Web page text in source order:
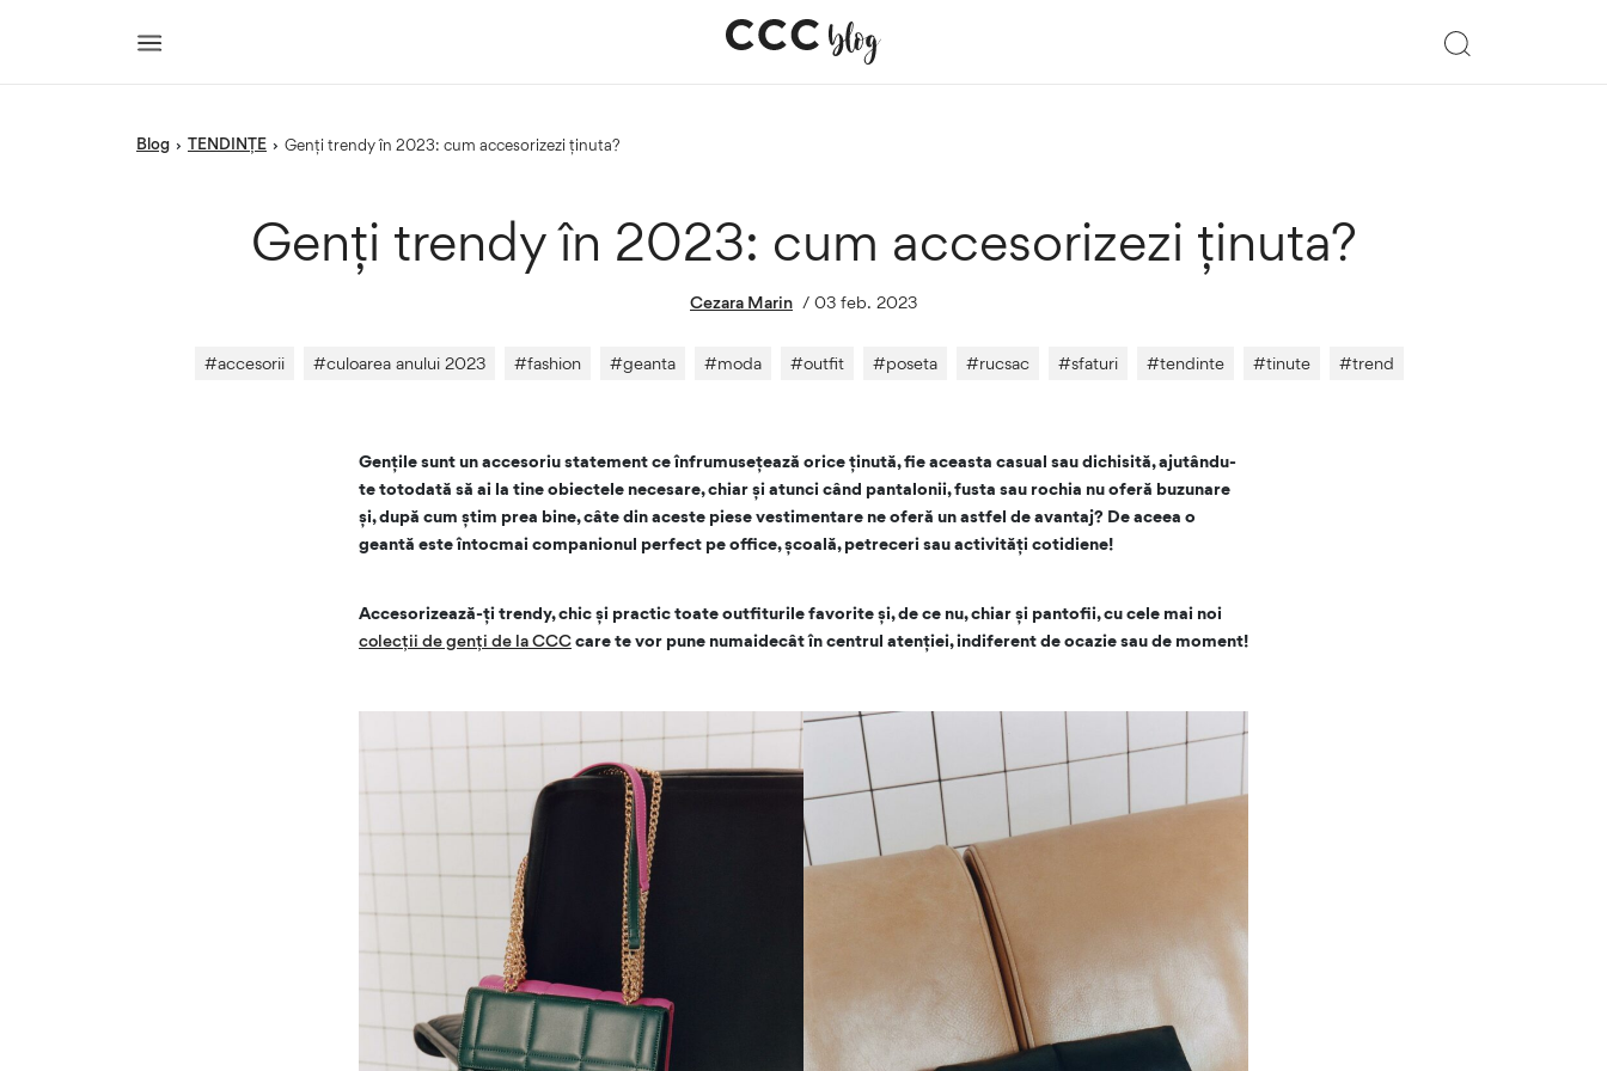
blog › TENDINȚE › Genți trendy în 2023: cum accesorizezi ținuta?
Genți trendy în 2023: cum accesorizezi ținuta?
Cezara Marin / 03 feb. 2023
#accesorii #culoarea anului 2023 #fashion #geanta #moda #outfit #poseta #rucsac #sfaturi #tendinte #tinute #trend
Gențile sunt un accesoriu statement ce înfrumusețează orice ținută, fie aceasta casual sau dichisită, ajutându-
te totodată să ai la tine obiectele necesare, chiar și atunci când pantalonii, fusta sau rochia nu oferă buzunare
și, după cum știm prea bine, câte din aceste piese vestimentare ne oferă un astfel de avantaj? De aceea o
geantă este întocmai companionul perfect pe office, școală, petreceri sau activități cotidiene!
Accesorizează-ți trendy, chic și practic toate outfiturile favorite și, de ce nu, chiar și pantofii, cu cele mai noi
colecții de genți de la CCCcare te vor pune numaidecât în centrul atenției, indiferent de ocazie sau de moment!